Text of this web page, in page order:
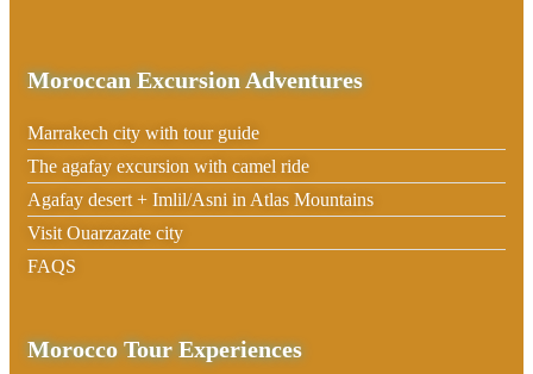
Moroccan Excursion Adventures
Marrakech city with tour guide
The agafay excursion with camel ride
Agafay desert + Imlil/Asni in Atlas Mountains
Visit Ouarzazate city
FAQS
Morocco Tour Experiences